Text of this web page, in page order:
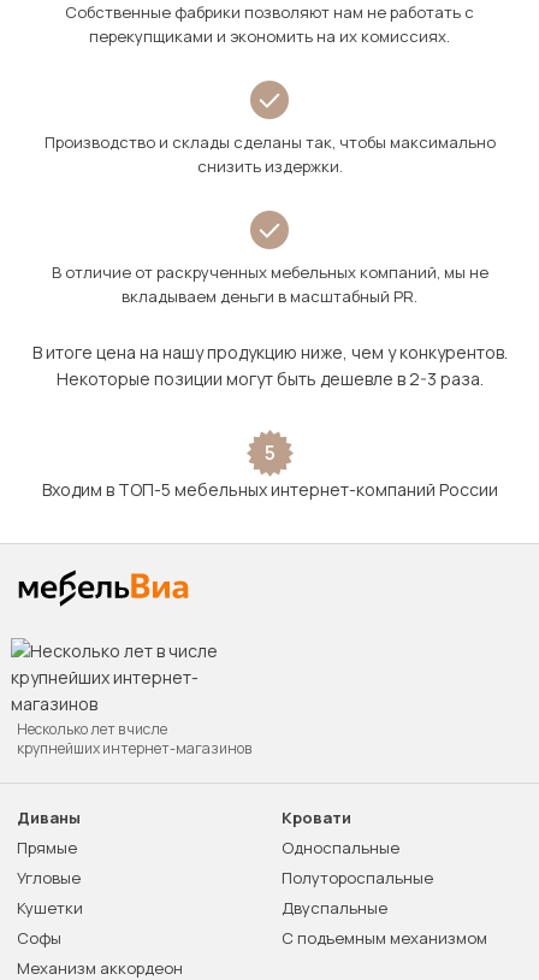
Собственные фабрики позволяют нам не работать с
перекупщиками и экономить на их комиссиях.
Производство и склады сделаны так, чтобы максимально
снизить издержки.
В отличие от раскрученных мебельных компаний, мы не
вкладываем деньги в масштабный PR.
В итоге цена на нашу продукцию ниже, чем у конкурентов.
Некоторые позиции могут быть дешевле в 2-3 раза.
5
Входим в ТОП-5 мебельных интернет-компаний России
Несколько лет в числе
крупнейших интернет-магазинов
Диваны
Прямые
Угловые
Кушетки
Софы
Механизм аккордеон
Кровати
Односпальные
Полутороспальные
Двуспальные
С подъемным механизмом